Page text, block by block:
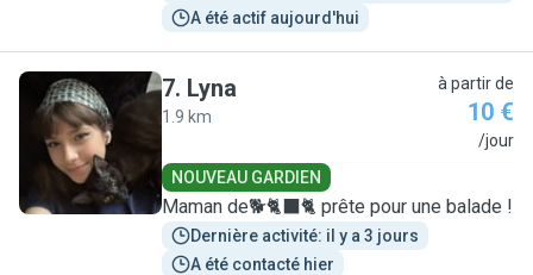
A été actif aujourd'hui
L
7. Lyna
1.9 km
à partir de
10 €
/jour
NOUVEAU GARDIEN
Maman de🐕🐈‍⬛🐈 prête pour une balade !
Dernière activité: il y a 3 jours
A été contacté hier